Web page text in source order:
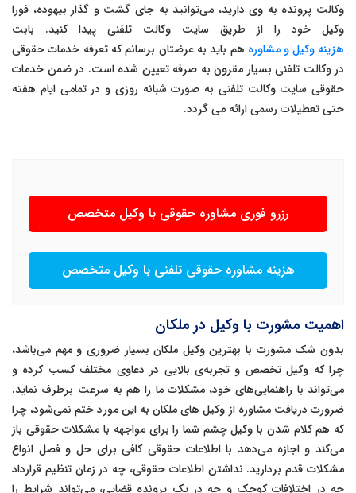
وکالت پرونده به وی دارید، می‌توانید به جای گشت و گذار بیهوده، فورا
وکیل خود را از طریق سایت وکالت تلفنی پیدا کنید. بابت
هزینه وکیل و مشاوره هم باید به عرضتان برسانم که تعرفه خدمات حقوقی
در وکالت تلفنی بسیار مقرون به صرفه تعیین شده است. در ضمن خدمات
حقوقی سایت وکالت تلفنی به صورت شبانه روزی و در تمامی ایام هفته
حتی تعطیلات رسمی ارائه می گردد.
رزرو فوری مشاوره حقوقی با وکیل متخصص
هزینه مشاوره حقوقی تلفنی با وکیل متخصص
اهمیت مشورت با وکیل در ملکان
بدون شک مشورت با بهترین وکیل ملکان بسیار ضروری و مهم می‌باشد،
چرا که وکیل تخصص و تجربه‌ی بالایی در دعاوی مختلف کسب کرده و
می‌تواند با راهنمایی‌های خود، مشکلات ما را هم به سرعت برطرف نماید.
ضرورت دریافت مشاوره از وکیل های ملکان به این مورد ختم نمی‌شود، چرا
که هم کلام شدن با وکیل چشم شما را برای مواجهه با مشکلات حقوقی باز
می‌کند و اجازه می‌دهد با اطلاعات حقوقی کافی برای حل و فصل انواع
مشکلات قدم بردارید. نداشتن اطلاعات حقوقی، چه در زمان تنظیم قرارداد
چه در اختلافات کوچک و چه در یک پرونده قضایی، می‌تواند شرایط را